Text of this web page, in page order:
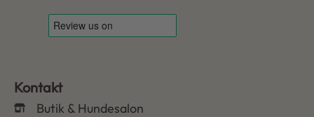
Kontakt
Butik & Hundesalon